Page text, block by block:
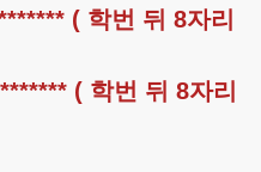
( 학번 뒤 8자리
( 학번 뒤 8자리